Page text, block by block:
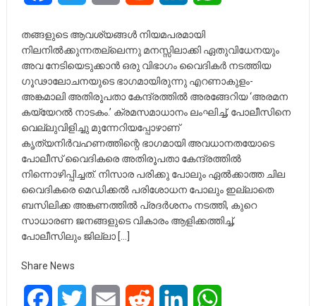
തങ്ങളുടെ ആവശ്യങ്ങൾ നിയമപരമായി
നിലനിൽക്കുന്നതല്ലെന്നു മനസ്സിലാക്കി ഏതുവിധേനയും
അവ നേടിയെടുക്കാൻ ഒരു വിഭാഗം വൈദികർ നടത്തിയ
ഗൂഢാലോചനയുടെ ഭാഗമായിരുന്നു എറണാകുളം-
അങ്കമാലി അതിരൂപതാ കേന്ദ്രത്തിൽ അരങ്ങേറിയ ‘അരമന
കയ്യേറൽ നാടകം.’ ക്രമസമാധാനം ലംഘിച്ച്, പോലീസിനെ
വെല്ലുവിളിച്ചു മുന്നേറിയപ്പോഴാണ്
കൃത്യനിർവഹണത്തിന്റെ ഭാഗമായി അവധാനതയോടെ
പോലീസ് വൈദികരെ അതിരൂപതാ കേന്ദ്രത്തിൽ
നിന്നൊഴിപ്പിച്ചത്. നിസാര പരിക്കു പോലും ഏൽക്കാത്ത ചില
വൈദികരെ മെഡിക്കൽ പരിശോധന പോലും ഇല്ലാതെ
ബസിലിക്ക അങ്കണത്തിൽ പ്രദർശനം നടത്തി, കുറെ
സാധാരണ ജനങ്ങളുടെ വികാരം ആളിക്കത്തിച്ച്,
പോലീസിലും ജില്ലാ […]
Share News
FacebookTwitter Email Reddit LinkedIn